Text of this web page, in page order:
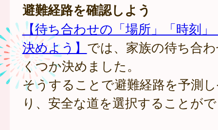
避難経路を確認しよう
【待ち合わせの「場所」「時刻
決めよう】 では、家族の待ち合
くつか決めました。
そうすることで避難経路を予測
り、安全な道を選択することが